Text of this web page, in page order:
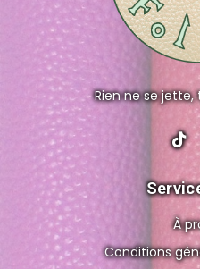
Rien ne se
À
Conditions